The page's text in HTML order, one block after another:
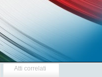
Atti correlati